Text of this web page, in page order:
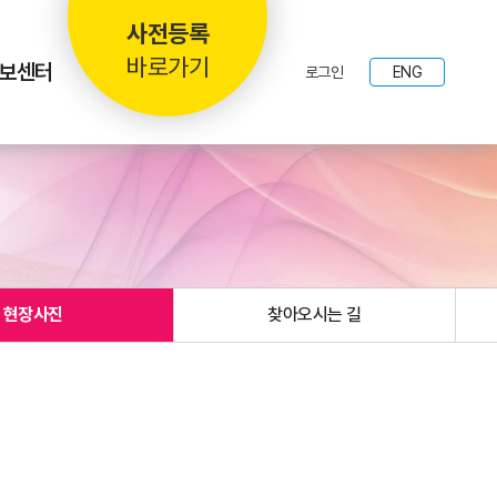
센터
사전등록
바로가기
로그인 ENG
현장사진 찾아오시는 길